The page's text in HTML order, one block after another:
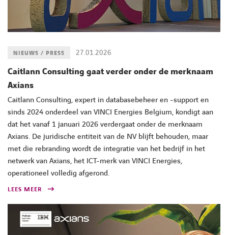
27.01.2026
NIEUWS / PRESS
Caitlann Consulting gaat verder onder de merknaam
Axians
Caitlann Consulting, expert in databasebeheer en -support en
sinds 2024 onderdeel van VINCI Energies Belgium, kondigt aan
dat het vanaf 1 januari 2026 verdergaat onder de merknaam
Axians. De juridische entiteit van de NV blijft behouden, maar
met die rebranding wordt de integratie van het bedrijf in het
netwerk van Axians, het ICT-merk van VINCI Energies,
operationeel volledig afgerond.
LEES MEER